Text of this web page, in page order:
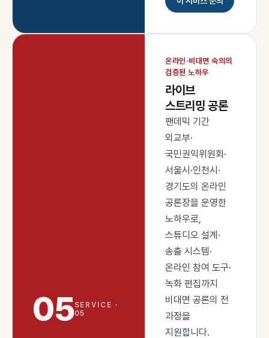
05SERVICE ·
05
온라인·비대면 숙의의
검증된 노하우
라이브
스트리밍 공론
팬데믹 기간
외교부·
국민권익위원회·
서울시·인천시·
경기도의 온라인
공론장을 운영한
노하우로,
스튜디오 설계·
송출 시스템·
온라인 참여 도구·
녹화 편집까지
비대면 공론의 전
과정을
지원합니다.